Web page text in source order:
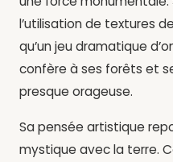
l’utilisation de textures
qu’un jeu dramatique
confère à ses forêts et
presque orageuse.
Sa pensée artistique
mystique avec la terre.